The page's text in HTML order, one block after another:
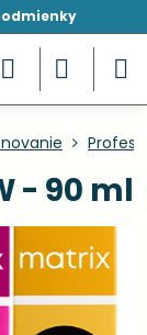
- 90 ml